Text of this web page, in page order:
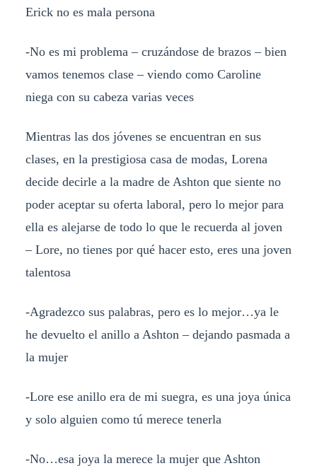
Erick no es mala persona
-No es mi problema – cruzándose de brazos – bien
vamos tenemos clase – viendo como Caroline
niega con su cabeza varias veces
Mientras las dos jóvenes se encuentran en sus
clases, en la prestigiosa casa de modas, Lorena
decide decirle a la madre de Ashton que siente no
poder aceptar su oferta laboral, pero lo mejor para
ella es alejarse de todo lo que le recuerda al joven
– Lore, no tienes por qué hacer esto, eres una joven
talentosa
-Agradezco sus palabras, pero es lo mejor…ya le
he devuelto el anillo a Ashton – dejando pasmada a
la mujer
-Lore ese anillo era de mi suegra, es una joya única
y solo alguien como tú merece tenerla
-No…esa joya la merece la mujer que Ashton